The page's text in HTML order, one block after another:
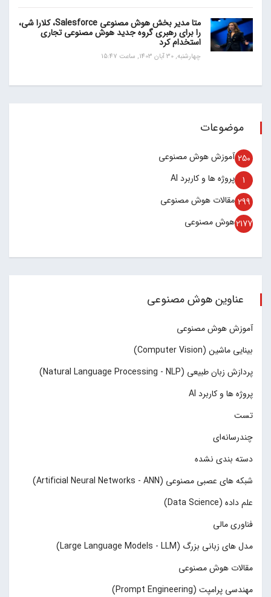
متا مدیر بخش هوش مصنوعی Salesforce، کلارا شی،
را برای رهبری گروه جدید هوش مصنوعی تجاری
استخدام کرد
چهارشنبه, 30 آبان 1403, ساعت 15:47
موضوعات
آموزش هوش مصنوعی 250
پروژه ها و کاربرد AI 1
مقالات هوش مصنوعی 299
هوش مصنوعی2177
عناوین هوش مصنوعی
آموزش هوش مصنوعی
بینایی ماشین (Computer Vision)
پردازش زبان طبیعی (Natural Language Processing - NLP)
پروژه ها و کاربرد AI
تست
چند‌‌رسانه‌ای
دسته بندی نشده
شبکه های عصبی مصنوعی (Artificial Neural Networks - ANN)
علم داده (Data Science)
فناوری مالی
مدل های زبانی بزرگ (Large Language Models - LLM)
مقالات هوش مصنوعی
مهندسی پرامپت (Prompt Engineering)